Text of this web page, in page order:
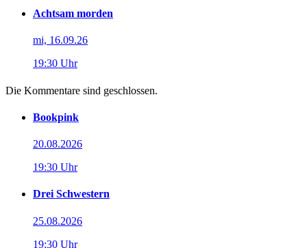
Achtsam morden
mi, 16.09.26
19:30 Uhr
Die Kommentare sind geschlossen.
Bookpink
20.08.2026
19:30 Uhr
Drei Schwestern
25.08.2026
19:30 Uhr